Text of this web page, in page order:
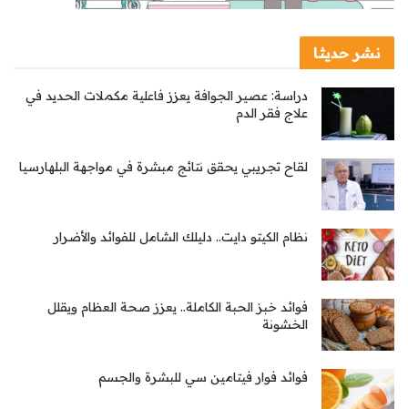
نشر حديثا
دراسة: عصير الجوافة يعزز فاعلية مكملات الحديد في
علاج فقر الدم
لقاح تجريبي يحقق نتائج مبشرة في مواجهة البلهارسيا
نظام الكيتو دايت.. دليلك الشامل للفوائد والأضرار
فوائد خبز الحبة الكاملة.. يعزز صحة العظام ويقلل
الخشونة
فوائد فوار فيتامين سي للبشرة والجسم